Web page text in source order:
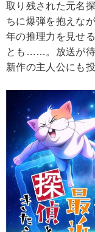
取り残された元名
ちに爆弾を抱えな
年の推理力を見せ
とも……。放送が待
新作の主人公にも